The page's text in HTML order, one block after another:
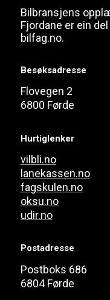
Bilbransjens
Fjordane er ein
bilfag.no.
Besøksadresse
Flovegen 2
6800 Førde
Hurtiglenker
vilbli.no
lanekassen.no
fagskulen.no
oksu.no
udir.no
Postadresse
Postboks 686
6804 Førde